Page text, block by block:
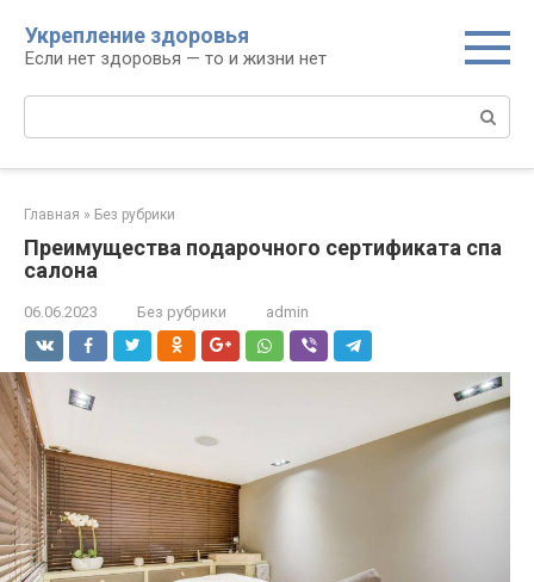
контенту
Укрепление здоровья
Если нет здоровья — то и жизни нет
Поиск:
Главная » Без рубрики
Преимущества подарочного сертификата спа
салона
06.06.2023 Без рубрики admin